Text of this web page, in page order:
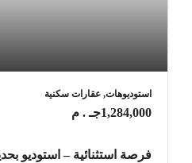
استوديوهات, عقارات سكنية
1,284,000جـ . م
فرصة استثنائية – استوديو